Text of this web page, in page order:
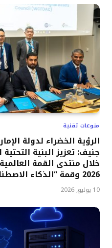
منوعات تقنية
الرؤية الخضراء لدولة
جنيف: تعزيز البنية
2026 وقمة “الذكاء الاصطناعي من أجل الخير” 2026
10 يوليو, 2026